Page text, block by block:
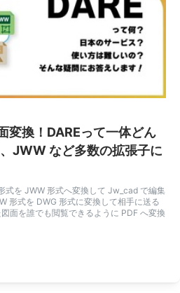
変換！DAREって一体どん
JWW など多数の拡張子に
式を JWW 形式へ変換して Jw_cad で編集
形式を DWG 形式に変換して相手に送る
面を誰でも閲覧できるように PDF へ変換